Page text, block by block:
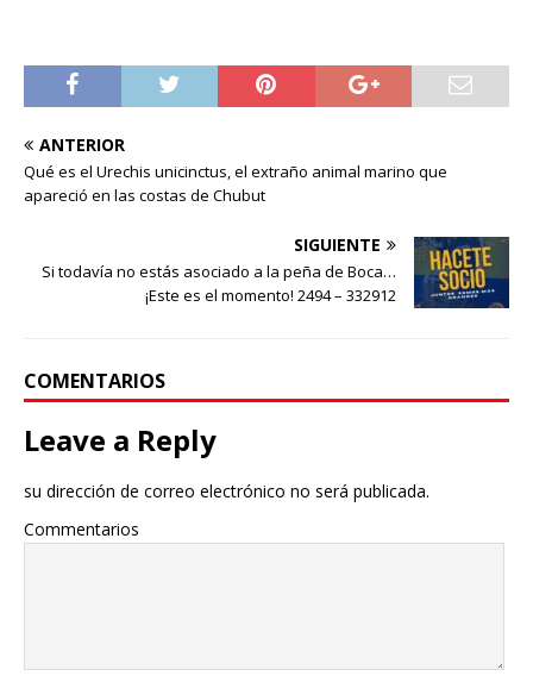
ANTERIOR
Qué es el Urechis unicinctus, el extraño animal marino que
apareció en las costas de Chubut
SIGUIENTE
Si todavía no estás asociado a la peña de Boca…
¡Este es el momento! 2494 – 332912
COMENTARIOS
Leave a Reply
su dirección de correo electrónico no será publicada.
Commentarios